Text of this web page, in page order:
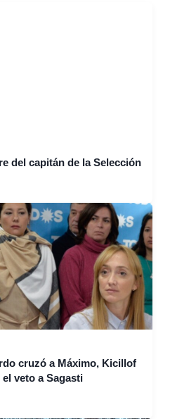
del capitán de la Selección
cruzó a Máximo, Kicillof
veto a Sagasti